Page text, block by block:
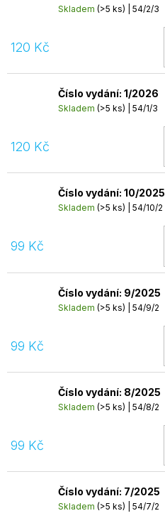
Skladem (>5 ks) | 54/2/3
120 Kč
Číslo vydání: 1/2026
Skladem (>5 ks) | 54/1/3
120 Kč
Číslo vydání: 10/2025
Skladem (>5 ks) | 54/10/2
99 Kč
Číslo vydání: 9/2025
Skladem (>5 ks) | 54/9/2
99 Kč
Číslo vydání: 8/2025
Skladem (>5 ks) | 54/8/2
99 Kč
Číslo vydání: 7/2025
Skladem (>5 ks) | 54/7/2